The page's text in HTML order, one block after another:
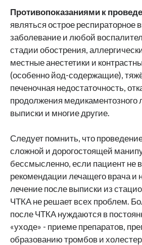
Противопоказаниями к
являться острое респираторное
заболевание и любой
стадии обострения,
местные анестетики и
(особенно йод-содержащие),
печеночная недостаточность,
продолжения медикаментозного
выписки и многие другие.
Следует помнить, что
сложной и дорогостоящей
бессмысленно, если пациент не
рекомендации лечащего врача и
лечение после выписки из
ЧТКА не решает всех проблем.
после ЧТКА нуждаются в
«уходе» - приеме препаратов,
образованию тромбов и